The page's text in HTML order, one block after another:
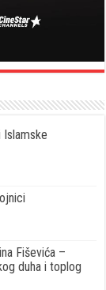
Fiševića –
duha i toplog